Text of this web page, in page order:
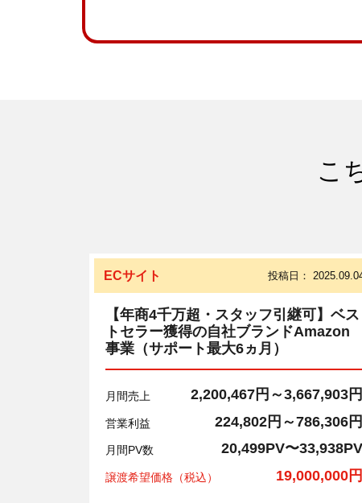
こ
ECサイト 投稿日：
【年商4千万超・スタッフ引継可】ベス
トセラー獲得の自社ブランドAmazon
事業（サポート最大6ヵ月）
月間売上 2,200,467円～3,667,903円
営業利益 224,802円～786,306円
月間PV数 20,499PV〜33,938PV
譲渡希望価格（税込） 19,000,000円